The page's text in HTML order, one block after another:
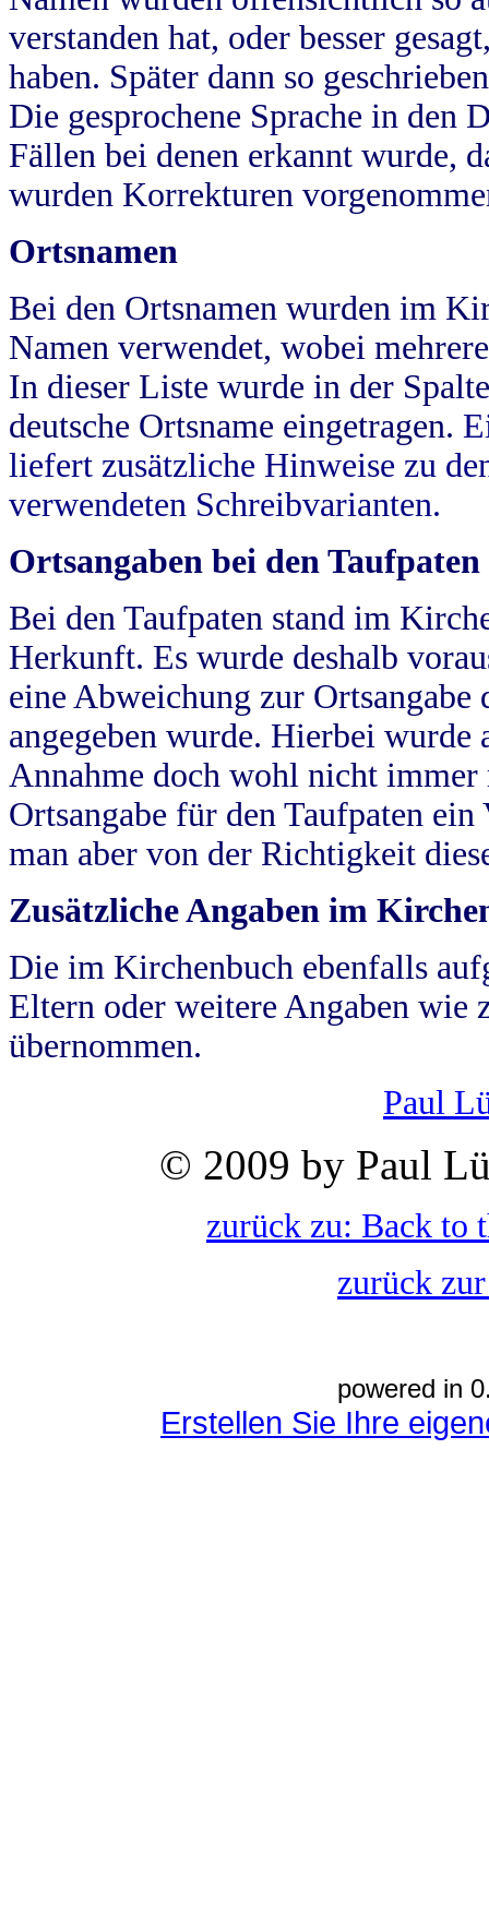
verstanden hat, oder besser
haben. Später dann so
Die gesprochene Sprache in
Fällen bei denen erkannt wurde,
wurden Korrekturen
Ortsnamen
Bei den Ortsnamen wurden im
Namen verwendet, wobei
In dieser Liste wurde in der
deutsche Ortsname eingetragen.
liefert zusätzliche Hinweise zu
verwendeten Schreibvarianten.
Ortsangaben bei den Taufpaten
Bei den Taufpaten stand im
Herkunft. Es wurde deshalb
eine Abweichung zur
angegeben wurde. Hierbei wurde
Annahme doch wohl nicht
Ortsangabe für den Taufpaten
man aber von der Richtigkeit
Zusätzliche Angaben im
Die im Kirchenbuch ebenfalls
Eltern oder weitere Angaben wie
übernommen.
Paul
© 2009 by Paul
zurück zu: Back to
zurück
powered in
Erstellen Sie Ihre